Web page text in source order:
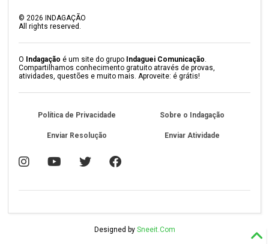
©2026 INDAGAÇÃO
All rights reserved.
O Indagação é um site do grupo Indaguei Comunicação.
Compartilhamos conhecimento gratuito através de provas,
atividades, questões e muito mais. Aproveite: é grátis!
Política de Privacidade Sobre o Indagação
Enviar Resolução Enviar Atividade
Designed by Sneeit.Com